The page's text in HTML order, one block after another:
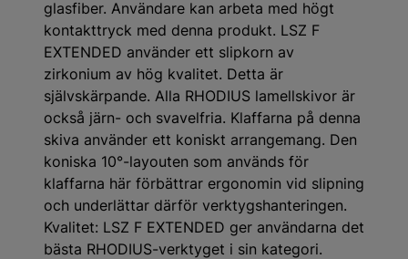
glasfiber. Användare kan arbeta med högt
kontakttryck med denna produkt. LSZ F
EXTENDED använder ett slipkorn av
zirkonium av hög kvalitet. Detta är
självskärpande. Alla RHODIUS lamellskivor är
också järn- och svavelfria. Klaffarna på denna
skiva använder ett koniskt arrangemang. Den
koniska 10°-layouten som används för
klaffarna här förbättrar ergonomin vid slipning
och underlättar därför verktygshanteringen.
Kvalitet: LSZ F EXTENDED ger användarna det
bästa RHODIUS-verktyget i sin kategori.